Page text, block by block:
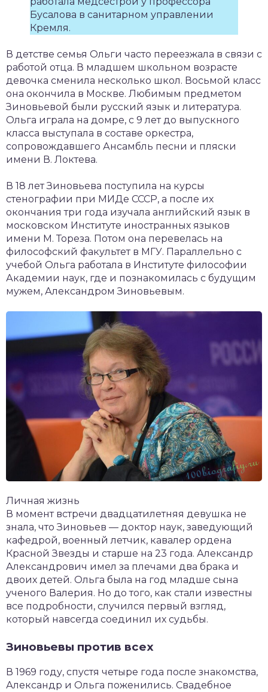
Бусалова в санитарном управлении
Кремля.
В детстве семья Ольги часто переезжала в связи с
работой отца. В младшем школьном возрасте
девочка сменила несколько школ. Восьмой класс
она окончила в Москве. Любимым предметом
Зиновьевой были русский язык и литература.
Ольга играла на домре, с 9 лет до выпускного
класса выступала в составе оркестра,
сопровождавшего Ансамбль песни и пляски
имени В. Локтева.
В 18 лет Зиновьева поступила на курсы
стенографии при МИДе СССР, а после их
окончания три года изучала английский язык в
московском Институте иностранных языков
имени М. Тореза. Потом она перевелась на
философский факультет в МГУ. Параллельно с
учебой Ольга работала в Институте философии
Академии наук, где и познакомилась с будущим
мужем, Александром Зиновьевым.
Личная жизнь
В момент встречи двадцатилетняя девушка не
знала, что Зиновьев — доктор наук, заведующий
кафедрой, военный летчик, кавалер ордена
Красной Звезды и старше на 23 года. Александр
Александрович имел за плечами два брака и
двоих детей. Ольга была на год младше сына
ученого Валерия. Но до того, как стали известны
все подробности, случился первый взгляд,
который навсегда соединил их судьбы.
Зиновьевы против всех
В 1969 году, спустя четыре года после знакомства,
Александр и Ольга поженились. Свадебное